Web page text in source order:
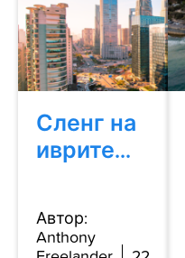
Сленг на
иврите...
Автор:
Anthony